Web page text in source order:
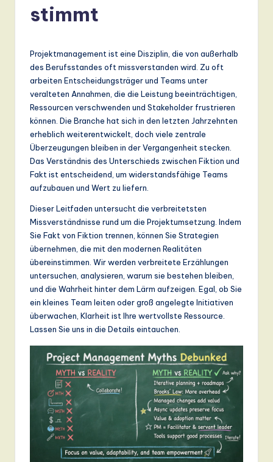
m
L
T
d
in
stimmt
Projektmanagement ist eine Disziplin, die von außerhalb
des Berufsstandes oft missverstanden wird. Zu oft
arbeiten Entscheidungsträger und Teams unter
veralteten Annahmen, die die Leistung beeinträchtigen,
Ressourcen verschwenden und Stakeholder frustrieren
können. Die Branche hat sich in den letzten Jahrzehnten
erheblich weiterentwickelt, doch viele zentrale
Überzeugungen bleiben in der Vergangenheit stecken.
Das Verständnis des Unterschieds zwischen Fiktion und
Fakt ist entscheidend, um widerstandsfähige Teams
aufzubauen und Wert zu liefern.
Dieser Leitfaden untersucht die verbreitetsten
Missverständnisse rund um die Projektumsetzung. Indem
Sie Fakt von Fiktion trennen, können Sie Strategien
übernehmen, die mit den modernen Realitäten
übereinstimmen. Wir werden verbreitete Erzählungen
untersuchen, analysieren, warum sie bestehen bleiben,
und die Wahrheit hinter dem Lärm aufzeigen. Egal, ob Sie
ein kleines Team leiten oder groß angelegte Initiativen
überwachen, Klarheit ist Ihre wertvollste Ressource.
Lassen Sie uns in die Details eintauchen.